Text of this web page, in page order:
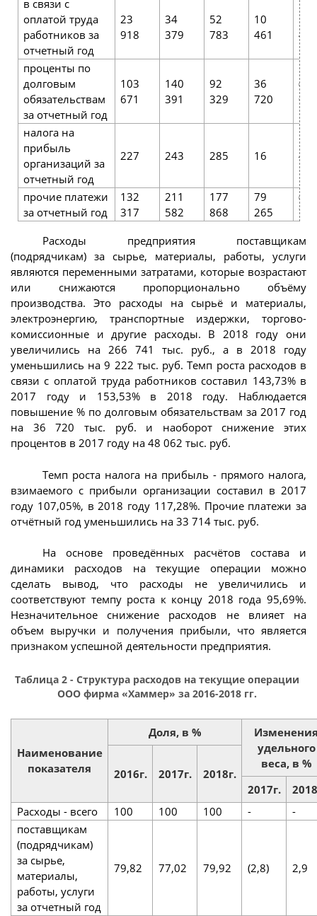
в связи с
оплатой труда
работников за
отчетный год
23
918
34
379
52
783
10
461
18
404
проценты по
долговым
обязательствам
за отчетный год
103
671
140
391
92
329
36
720
(48
налога на
прибыль
организаций за
отчетный год
227 243 285 16 42
прочие платежи
за отчетный год
132
317
211
582
177
868
79
265
(33
Расходы предприятия поставщикам
(подрядчикам) за сырье, материалы, работы, услуги
являются переменными затратами, которые возрастают
или снижаются пропорционально объёму
производства. Это расходы на сырьё и материалы,
электроэнергию, транспортные издержки, торгово-
комиссионные и другие расходы. В 2018 году они
увеличились на 266 741 тыс. руб., а в 2018 году
уменьшились на 9 222 тыс. руб. Темп роста расходов в
связи с оплатой труда работников составил 143,73% в
2017 году и 153,53% в 2018 году. Наблюдается
повышение % по долговым обязательствам за 2017 год
на 36 720 тыс. руб. и наоборот снижение этих
процентов в 2017 году на 48 062 тыс. руб.
Темп роста налога на прибыль - прямого налога,
взимаемого с прибыли организации составил в 2017
году 107,05%, в 2018 году 117,28%. Прочие платежи за
отчётный год уменьшились на 33 714 тыс. руб.
На основе проведённых расчётов состава и
динамики расходов на текущие операции можно
сделать вывод, что расходы не увеличились и
соответствуют темпу роста к концу 2018 года 95,69%.
Незначительное снижение расходов не влияет на
объем выручки и получения прибыли, что является
признаком успешной деятельности предприятия.
Таблица 2 - Структура расходов на текущие операции
ООО фирма «Хаммер» за 2016-2018 гг.
Наименование
показателя
Доля, в %
удельного
веса, в %
2016г. 2017г.
2018г.
2017г.
Расходы - всего
100 100 100 -
-
поставщикам
(подрядчикам)
за сырье,
материалы,
работы, услуги
за отчетный год
79,82 77,02 79,92 (2,8) 2,9